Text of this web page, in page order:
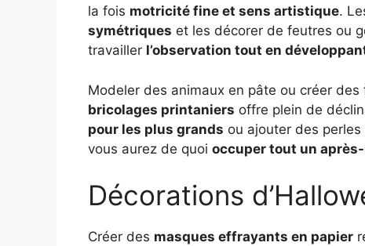
la fois motricité fine et sens artistique.
symétriques et les décorer de feutres ou
travailler l’observation tout en
Modeler des animaux en pâte ou créer
bricolages printaniers offre plein de
pour les plus grands ou ajouter des
vous aurez de quoi occuper tout un
Décorations
Créer des masques effrayants en papier